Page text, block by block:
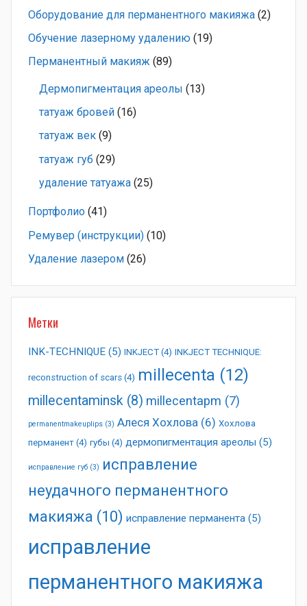
Оборудование для перманентного макияжа (2)
Обучение лазерному удалению (19)
Перманентный макияж (89)
Дермопигментация ареолы (13)
татуаж бровей (16)
татуаж век (9)
татуаж губ (29)
удаление татуажа (25)
Портфолио (41)
Ремувер (инструкции) (10)
Удаление лазером (26)
Метки
INK-TECHNIQUE (5) INKJECT (4) INKJECT TECHNIQUE:
reconstruction of scars (4) millecenta (12)
millecentaminsk (8) millecentapm (7)
permanentmakeuplips (3) Алеся Хохлова (6) Хохлова
перманент (4) губы (4) дермопигментация ареолы (5)
исправление губ (3) исправление
неудачного перманентного
макияжа (10) исправление перманента (5)
исправление
перманентного макияжа